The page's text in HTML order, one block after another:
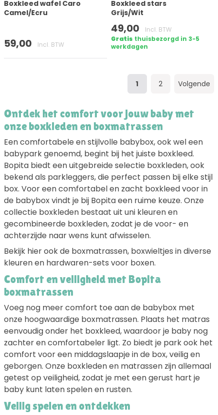
Boxkleed wafel Caro
Camel/Ecru
59,00 Incl. BTW
Boxkleed stars
Grijs/Wit
49,00
Incl. BTW
Gratis thuisbezorgd in 3-5
werkdagen
1 2 Volgende
Ontdek het comfort voor jouw baby met
onze boxkleden en boxmatrassen
Een comfortabele en stijlvolle babybox, ook wel een
babypark genoemd, begint bij het juiste boxkleed.
Bopita biedt een uitgebreide selectie boxkleden, ook
bekend als parkleggers, die perfect passen bij elke stijl
box. Voor een comfortabel en zacht boxkleed voor in
de babybox vindt je bij Bopita een ruime keuze. Onze
collectie boxkleden bestaat uit uni kleuren en
gecombineerde boxkleden, zodat je de voor- en
achterzijde naar wens kunt afwisselen.
Bekijk hier ook de boxmatrassen, boxwieltjes in diverse
kleuren en hardwaren-sets voor boxen.
Comfort en veiligheid met Bopita
boxmatrassen
Voeg nog meer comfort toe aan de babybox met
onze hoogwaardige boxmatrassen. Plaats het matras
eenvoudig onder het boxkleed, waardoor je baby nog
zachter en comfortabeler ligt. Zo biedt je park ook het
comfort voor een middagslaapje in de box, veilig en
geborgen. Onze boxkleden en matrassen zijn allemaal
getest op veiligheid, zodat je met een gerust hart je
baby kunt laten spelen en rusten.
Veilig spelen en ontdekken